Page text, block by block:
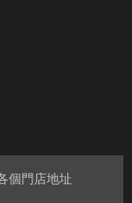
個門店地址